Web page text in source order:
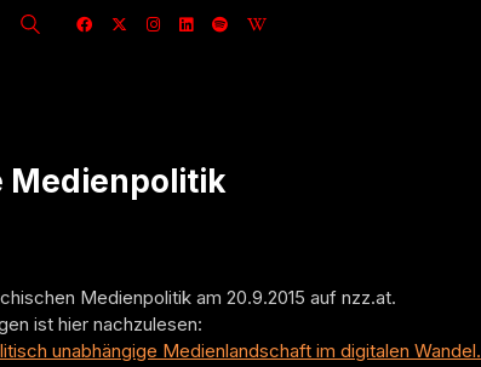
Medienpolitik
Medienpolitik am 20.9.2015 auf nzz.at.
ist hier nachzulesen:
unabhängige Medienlandschaft im digitalen Wandel.